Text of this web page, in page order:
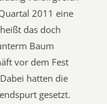
2011 eine
das doch
Baum
vor dem Fest
hatten die
gesetzt.